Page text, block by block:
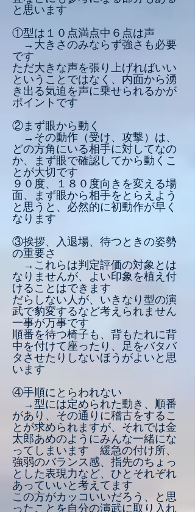
と思います
①型は１０点満点中６点は声
→大きさのみならず強さも必要
です
ただ大きな声を張り上げればいい
ということではなく、内面から湧
き出る気迫を声に乗せられるかが
ポイントです
②まず眼から動く
→その動作（受け、攻撃）は、
どの方角にいる相手に対してなの
か、まず眼で確認してから動くこ
とが大切です
９０度、１８０度向きを変える場
面、まず眼から相手をとらえよう
と思うと、必然的に初動作が早く
なります
③挨拶、入退場、待つときの姿勢
の重要さ
→これらは判定評価の対象とは
なりませんが、よい印象を植え付
けることはできます
だらしない人が、いきなり型の演
武で豹変するなど考えられません
一事が万事です
順番を待つ椅子も、背もたれに背
中を付けて座ったり、足をバタバ
タさせたりしないほうがよいと思
います
④手順にとらわれない
→型には定められた動き、順番
があり、その通りに稽古をするこ
とが求められますが、それでは金
太郎あめのようにみんな一緒にな
ってしまいます 緩急の付け所、
強弱のバランス感、指先のちょっ
とした表現力など、ひとそれぞれ
あっていいと考えてます
この方がカッコいいだろう、と思
ったことを自分の演武に取り入れ